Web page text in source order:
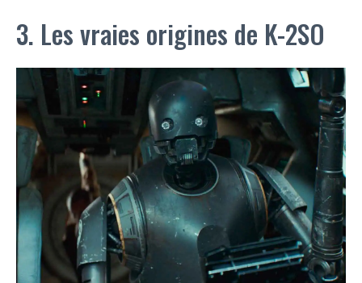
3. Les vraies origines de K-2SO